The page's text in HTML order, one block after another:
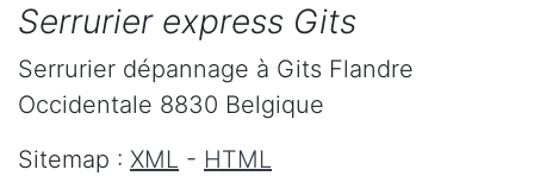
Serrurier express Gits
Serrurier dépannage à Gits Flandre
Occidentale 8830 Belgique
Sitemap : XML - HTML